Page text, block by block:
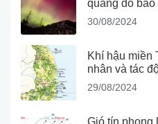
quang do
30/08/2024
Khí hậu miền
nhân và tác
29/08/2024
Gió tín phong